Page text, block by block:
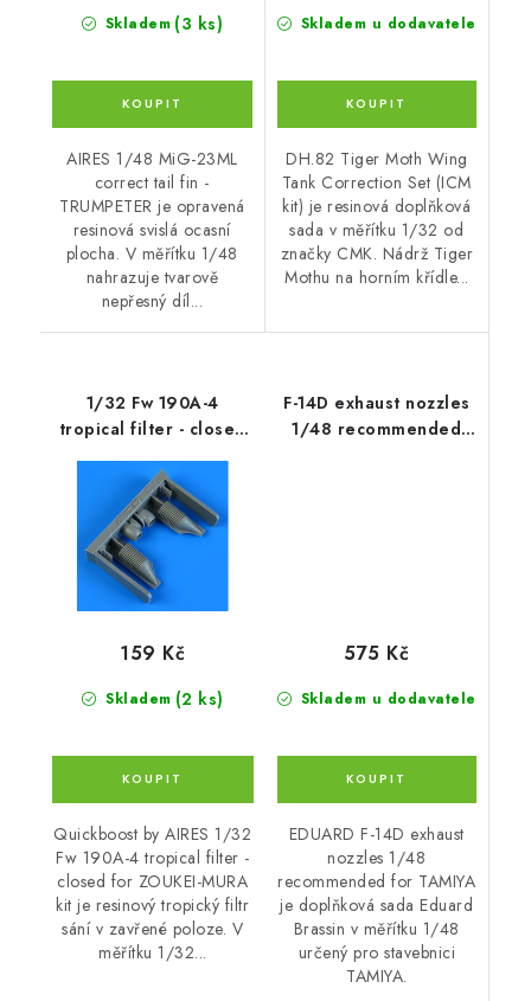
Skladem (3 ks)
AIRES 1/48 MiG-23ML
correct tail fin -
TRUMPETER je opravená
resinová svislá ocasní
plocha. V měřítku 1/48
nahrazuje tvarově
nepřesný díl...
Skladem u dodavatele
DH.82 Tiger Moth Wing
Tank Correction Set (ICM
kit) je resinová doplňková
sada v měřítku 1/32 od
značky CMK. Nádrž Tiger
Mothu na horním křídle...
1/32 Fw 190A-4
tropical filter - closed
for ZOUKEI-MURA kit
Skladem (2 ks)
159 Kč
Quickboost by AIRES 1/32
Fw 190A-4 tropical filter -
closed for ZOUKEI-MURA
kit je resinový tropický filtr
sání v zavřené poloze. V
měřítku 1/32...
F-14D exhaust nozzles
1/48 recommended
Skladem u dodavatele
575 Kč
EDUARD F-14D exhaust
nozzles 1/48
recommended for TAMIYA
je doplňková sada Eduard
Brassin v měřítku 1/48
určený pro stavebnici
TAMIYA.